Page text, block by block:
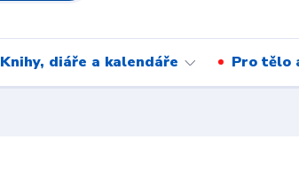
Knihy, diáře a kalendáře Pro tělo